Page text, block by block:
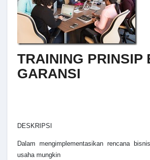
TRAINING PRINSIP
GARANSI
DESKRIPSI
Dalam mengimplementasikan rencana
usaha mungkin